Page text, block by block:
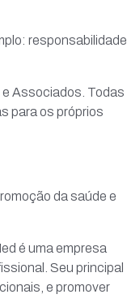
responsabilidade
Associados. Todas
para os próprios
da saúde e
é uma empresa
Seu principal
e promover